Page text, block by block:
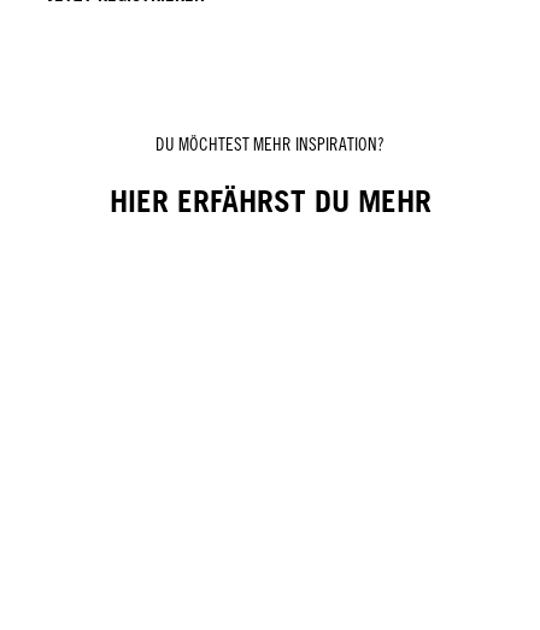
DU MÖCHTEST MEHR INSPIRATION?
HIER ERFÄHRST DU MEHR